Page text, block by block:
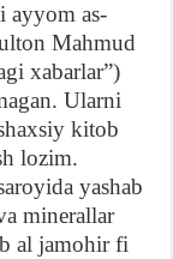
ayyom as-
Mahmud
xabarlar”)
Ularni
kitob
lozim.
yashab
minerallar
al jamohir fi